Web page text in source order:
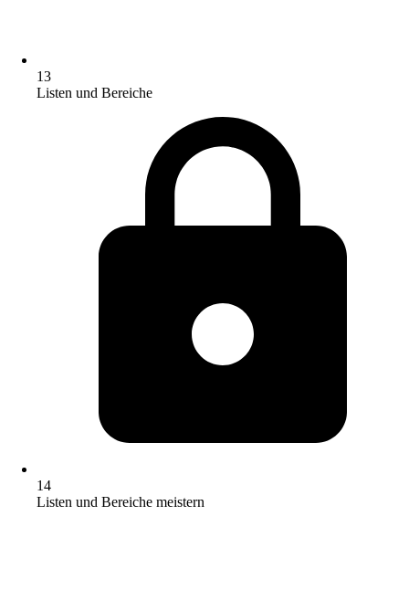
13
Listen und Bereiche
14
Listen und Bereiche meistern